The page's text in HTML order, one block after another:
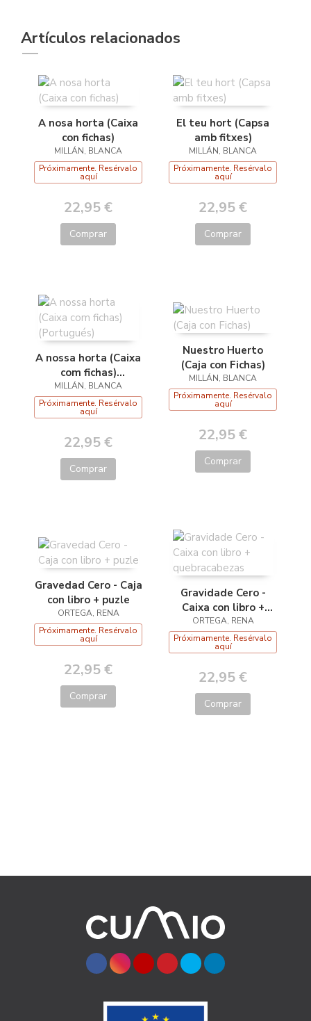
Artículos relacionados
A nosa horta (Caixa
con fichas)
MILLÁN, BLANCA
Próximamente. Resérvalo
aquí
22,95 €
Comprar
El teu hort (Capsa
amb fitxes)
MILLÁN, BLANCA
Próximamente. Resérvalo
aquí
22,95 €
Comprar
A nossa horta (Caixa
com fichas)
(Portugués)
MILLÁN, BLANCA
Próximamente. Resérvalo
aquí
22,95 €
Comprar
Nuestro Huerto
(Caja con Fichas)
MILLÁN, BLANCA
Próximamente. Resérvalo
aquí
22,95 €
Comprar
Gravedad Cero - Caja
con libro + puzle
ORTEGA, RENA
Próximamente. Resérvalo
aquí
22,95 €
Comprar
Gravidade Cero -
Caixa con libro +
quebracabezas
ORTEGA, RENA
Próximamente. Resérvalo
aquí
22,95 €
Comprar